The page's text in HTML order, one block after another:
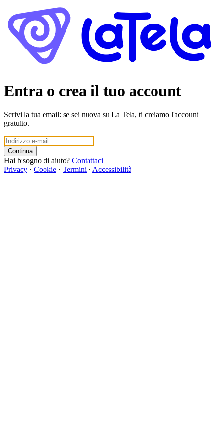
Entra o crea il tuo account
Scrivi la tua email: se sei nuova su La Tela, ti creiamo l'account
gratuito.
Continua
Hai bisogno di aiuto? Contattaci
Privacy · Cookie · Termini · Accessibilità